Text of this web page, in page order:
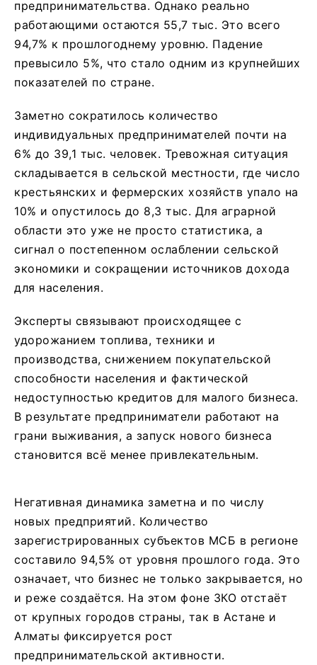
предпринимательства. Однако реально
работающими остаются 55,7 тыс. Это всего
94,7% к прошлогоднему уровню. Падение
превысило 5%, что стало одним из крупнейших
показателей по стране.
Заметно сократилось количество
индивидуальных предпринимателей почти на
6% до 39,1 тыс. человек. Тревожная ситуация
складывается в сельской местности, где число
крестьянских и фермерских хозяйств упало на
10% и опустилось до 8,3 тыс. Для аграрной
области это уже не просто статистика, а
сигнал о постепенном ослаблении сельской
экономики и сокращении источников дохода
для населения.
Эксперты связывают происходящее с
удорожанием топлива, техники и
производства, снижением покупательской
способности населения и фактической
недоступностью кредитов для малого бизнеса.
В результате предприниматели работают на
грани выживания, а запуск нового бизнеса
становится всё менее привлекательным.
Негативная динамика заметна и по числу
новых предприятий. Количество
зарегистрированных субъектов МСБ в регионе
составило 94,5% от уровня прошлого года. Это
означает, что бизнес не только закрывается, но
и реже создаётся. На этом фоне ЗКО отстаёт
от крупных городов страны, так в Астане и
Алматы фиксируется рост
предпринимательской активности.